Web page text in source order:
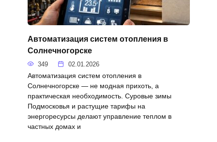
Автоматизация систем отопления в
Солнечногорске
349 02.01.2026
Автоматизация систем отопления в
Солнечногорске — не модная прихоть, а
практическая необходимость. Суровые зимы
Подмосковья и растущие тарифы на
энергоресурсы делают управление теплом в
частных домах и